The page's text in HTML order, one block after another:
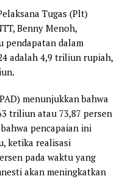
Tugas (Plt)
Benny Menoh,
pendapatan dalam
adalah 4,9 triliun rupiah,
menunjukkan bahwa
triliun atau 73,87 persen
pencapaian ini
ketika realisasi
pada waktu yang
akan meningkatkan